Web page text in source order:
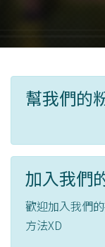
幫我們的
加入我們
歡迎加入我們
方法XD